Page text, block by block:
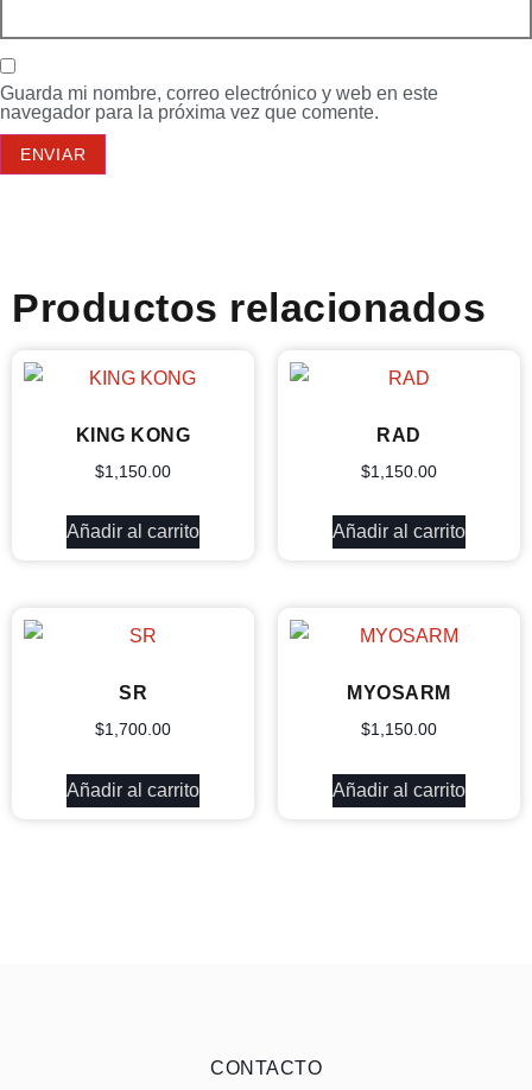
Guarda mi nombre, correo electrónico y web en este
navegador para la próxima vez que comente.
Productos relacionados
KING KONG
$1,150.00
Añadir al carrito
RAD
$1,150.00
Añadir al carrito
SR
$1,700.00
Añadir al carrito
MYOSARM
$1,150.00
Añadir al carrito
CONTACTO